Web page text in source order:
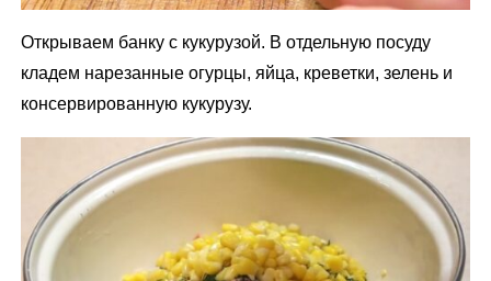
Открываем банку с кукурузой. В отдельную посуду
кладем нарезанные огурцы, яйца, креветки, зелень и
консервированную кукурузу.